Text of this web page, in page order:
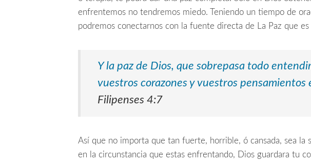
enfrentemos no tendremos miedo. Teniendo un tiempo de
podremos conectarnos con la fuente directa de La Paz que es
Y la paz de Dios, que sobrepasa todo
vuestros corazones y vuestros pensamientos
Filipenses 4:7
Así que no importa que tan fuerte, horrible, ó cansada, sea la
en la circunstancia que estas enfrentando, Dios guardara tu